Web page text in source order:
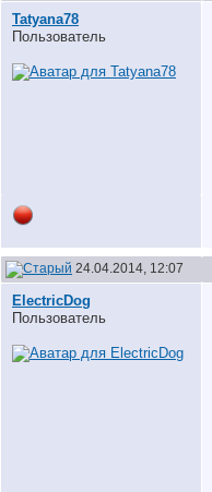
Tatyana78
Пользователь
24.04.2014, 12:07
ElectricDog
Пользователь